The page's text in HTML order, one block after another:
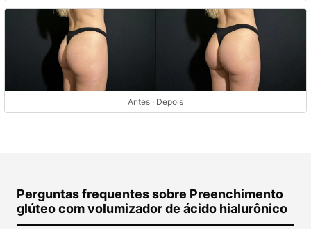
Antes · Depois
Perguntas frequentes sobre Preenchimento
glúteo com volumizador de ácido hialurônico